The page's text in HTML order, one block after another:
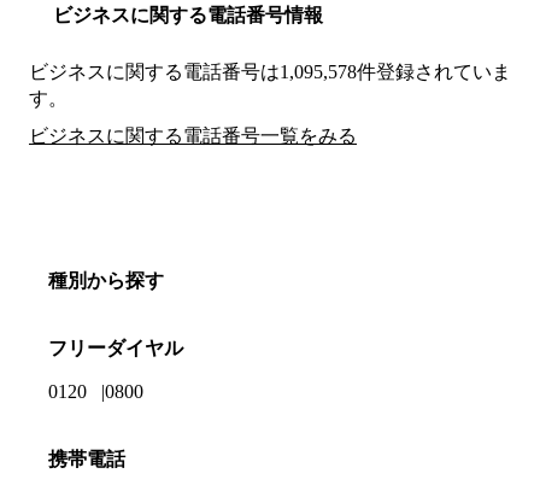
ビジネスに関する電話番号情報
ビジネスに関する電話番号は1,095,578件登録されていま
す。
ビジネスに関する電話番号一覧をみる
種別から探す
フリーダイヤル
0120 0800
携帯電話